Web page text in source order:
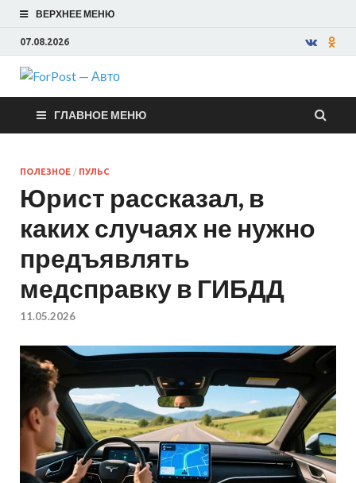
ВЕРХНЕЕ МЕНЮ
07.08.2026
ForPost —
Авто
ГЛАВНОЕ МЕНЮ
ПОЛЕЗНОЕ / ПУЛЬС
Юрист рассказал, в
каких случаях не нужно
предъявлять
медсправку в ГИБДД
11.05.2026